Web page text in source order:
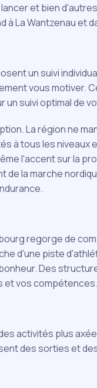
et bien
La Wantzenau et
un suivi
vous motiver.
suivi optimal de
La région ne
à tous les niveaux
l'accent sur la
la marche
regorge de
d'une piste
Des
et vos compétences.
activités plus
des sorties et